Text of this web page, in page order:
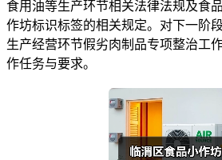
食用油等生产环节相关法律法规及食
作坊标识标签的相关规定。对下一阶
生产经营环节假劣肉制品专项整治工
作任务与要求。